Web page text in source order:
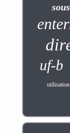
uf-b